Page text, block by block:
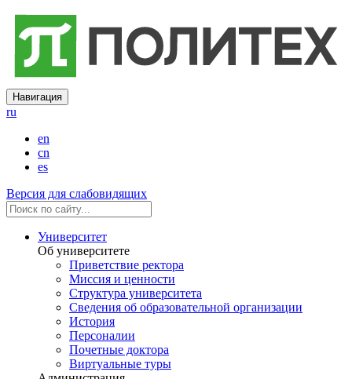
Навигация
ru
en
cn
es
Версия для слабовидящих
Университет
Об университете
Приветствие ректора
Миссия и ценности
Структура университета
Сведения об образовательной организации
История
Персоналии
Почетные доктора
Виртуальные туры